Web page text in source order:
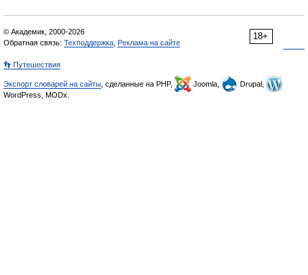
18+
© Академик, 2000-2026
Обратная связь: Техподдержка Реклама на сайте
👣 Путешествия
Экспорт словарей на сайты , сделанные на PHP, Joomla,
Drupal,
WordPress, MODx.